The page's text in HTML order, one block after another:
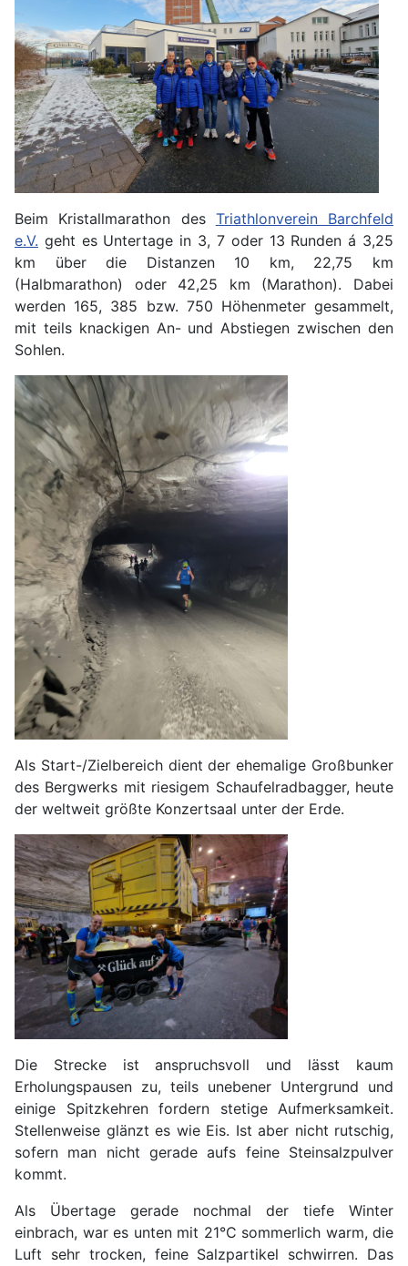
Beim Kristallmarathon des Triathlonverein Barchfeld
e.V. geht es Untertage in 3, 7 oder 13 Runden á 3,25
km über die Distanzen 10 km, 22,75 km
(Halbmarathon) oder 42,25 km (Marathon). Dabei
werden 165, 385 bzw. 750 Höhenmeter gesammelt,
mit teils knackigen An- und Abstiegen zwischen den
Sohlen.
Als Start-/Zielbereich dient der ehemalige Großbunker
des Bergwerks mit riesigem Schaufelradbagger, heute
der weltweit größte Konzertsaal unter der Erde.
Die Strecke ist anspruchsvoll und lässt kaum
Erholungspausen zu, teils unebener Untergrund und
einige Spitzkehren fordern stetige Aufmerksamkeit.
Stellenweise glänzt es wie Eis. Ist aber nicht rutschig,
sofern man nicht gerade aufs feine Steinsalzpulver
kommt.
Als Übertage gerade nochmal der tiefe Winter
einbrach, war es unten mit 21°C sommerlich warm, die
Luft sehr trocken, feine Salzpartikel schwirren. Das